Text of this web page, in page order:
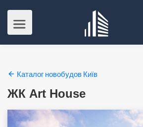
Каталог новобудов Київ
ЖК Art House